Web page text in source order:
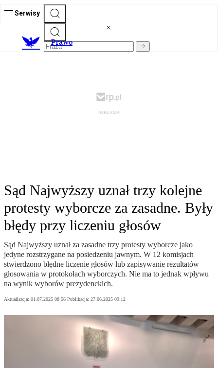
Serwisy
Prawo
Sąd Najwyższy uznał trzy kolejne
protesty wyborcze za zasadne. Były
błędy przy liczeniu głosów
Sąd Najwyższy uznał za zasadne trzy protesty wyborcze jako
jedyne rozstrzygane na posiedzeniu jawnym. W 12 komisjach
stwierdzono błędne liczenie głosów lub zapisywanie rezultatów
głosowania w protokołach wyborczych. Nie ma to jednak wpływu
na wynik wyborów prezydenckich.
Aktualizacja: 01.07.2025 08:56 Publikacja: 27.06.2025 09:12